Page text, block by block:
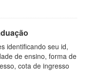
identificando seu id,
de ensino, forma de
cota de ingresso